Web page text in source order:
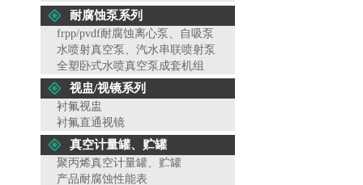
耐腐蚀泵系列
frpp/pvdf耐腐蚀离心泵、自吸泵
水喷射真空泵、汽水串联喷射泵
全塑卧式水喷真空泵成套机组
视盅/视镜系列
衬氟视盅
衬氟直通视镜
真空计量罐、贮罐
聚丙烯真空计量罐、贮罐
产品耐腐蚀性能表